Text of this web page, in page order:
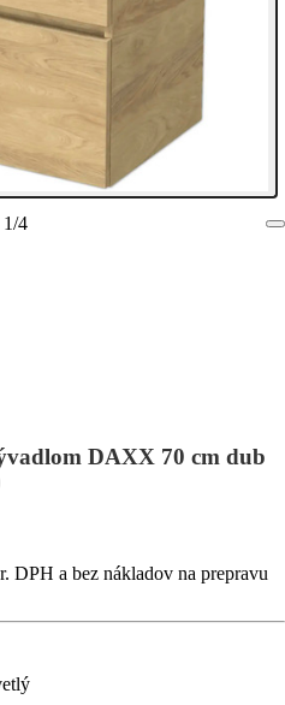
1/4
DAXX 70 cm dub
a bez nákladov na prepravu